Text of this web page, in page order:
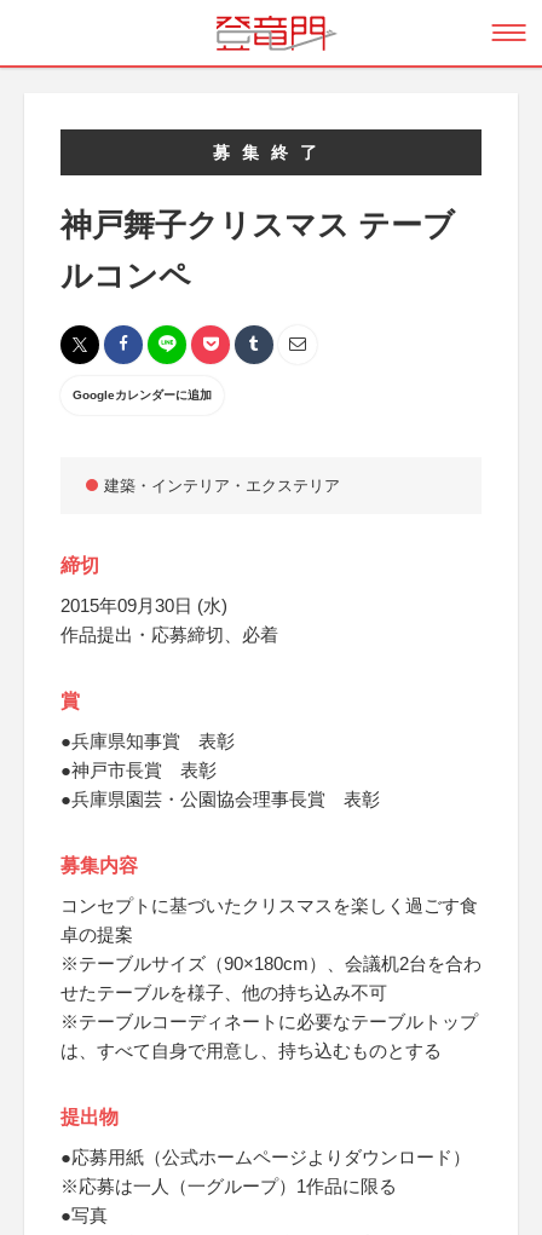
募集終了
神戸舞子クリスマス テーブ
ルコンペ
Googleカレンダーに追加
建築・インテリア・エクステリア
締切
2015年09月30日 (水)
作品提出・応募締切、必着
賞
●兵庫県知事賞 表彰
●神戸市長賞 表彰
●兵庫県園芸・公園協会理事長賞 表彰
募集内容
コンセプトに基づいたクリスマスを楽しく過ごす食
卓の提案
※テーブルサイズ（90×180cm）、会議机2台を合わ
せたテーブルを様子、他の持ち込み不可
※テーブルコーディネートに必要なテーブルトップ
は、すべて自身で用意し、持ち込むものとする
提出物
●応募用紙（公式ホームページよりダウンロード）
※応募は一人（一グループ）1作品に限る
●写真